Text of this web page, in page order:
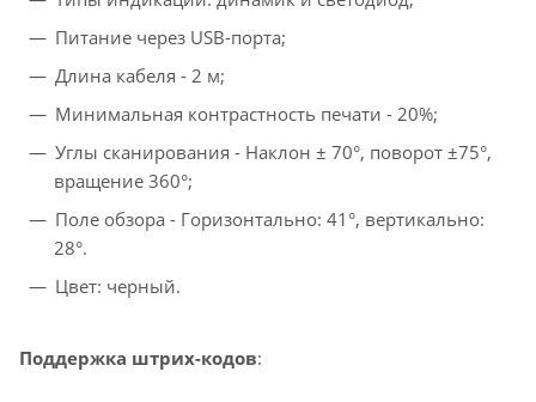
Питание через USB-порта;
Длина кабеля - 2 м;
Минимальная контрастность печати - 20%;
Углы сканирования - Наклон ± 70°, поворот ±75°,
вращение 360°;
Поле обзора - Горизонтально: 41°, вертикально:
28°.
Цвет: черный.
Поддержка штрих-кодов: